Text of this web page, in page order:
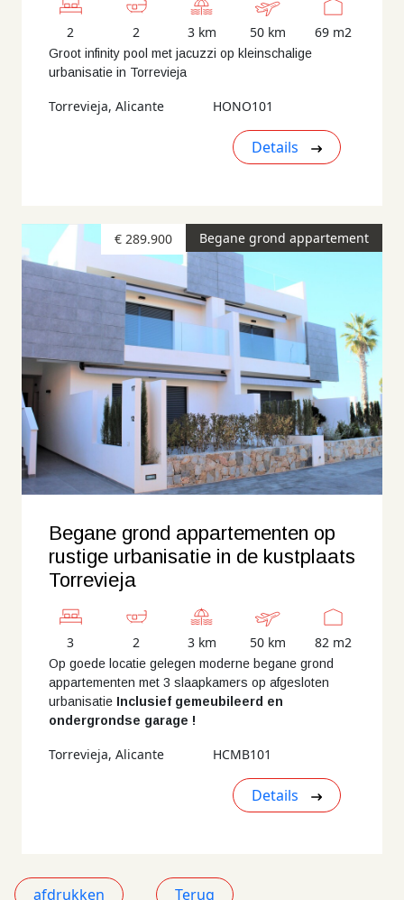
2 2 3 km 50 km 69 m2
Groot infinity pool met jacuzzi op kleinschalige
urbanisatie in Torrevieja
Torrevieja, Alicante HONO101
Details
Begane grond appartement
€ 289.900
Begane grond appartementen op
rustige urbanisatie in de kustplaats
Torrevieja
3 2 3 km 50 km 82 m2
Op goede locatie gelegen moderne begane grond
appartementen met 3 slaapkamers op afgesloten
urbanisatie Inclusief gemeubileerd en
ondergrondse garage !
Torrevieja, Alicante HCMB101
Details
afdrukken Terug